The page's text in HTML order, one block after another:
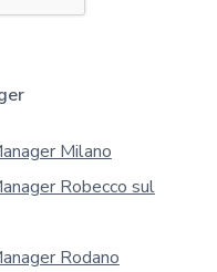
Milano
Robecco sul
Rodano